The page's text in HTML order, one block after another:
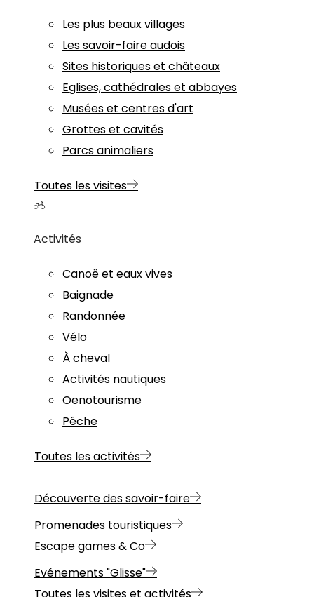
Les plus beaux villages
Les savoir-faire audois
Sites historiques et châteaux
Eglises, cathédrales et abbayes
Musées et centres d'art
Grottes et cavités
Parcs animaliers
Toutes les visites
Activités
Canoë et eaux vives
Baignade
Randonnée
Vélo
À cheval
Activités nautiques
Oenotourisme
Pêche
Toutes les activités
Découverte des savoir-faire
Promenades touristiques
Escape games & Co
Evénements "Glisse"